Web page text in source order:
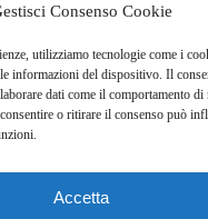
Consenso Cookie
utilizziamo tecnologie come i
informazioni del dispositivo. Il
dati come il comportamento
o ritirare il consenso può
Accetta
online non iscritta al
pubbliche ai